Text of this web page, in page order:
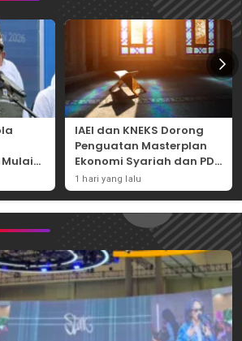
IAEI dan KNEKS Dorong
Penguatan Masterplan
Ekonomi Syariah dan PDB
Syariah Indonesia
1 hari yang lalu